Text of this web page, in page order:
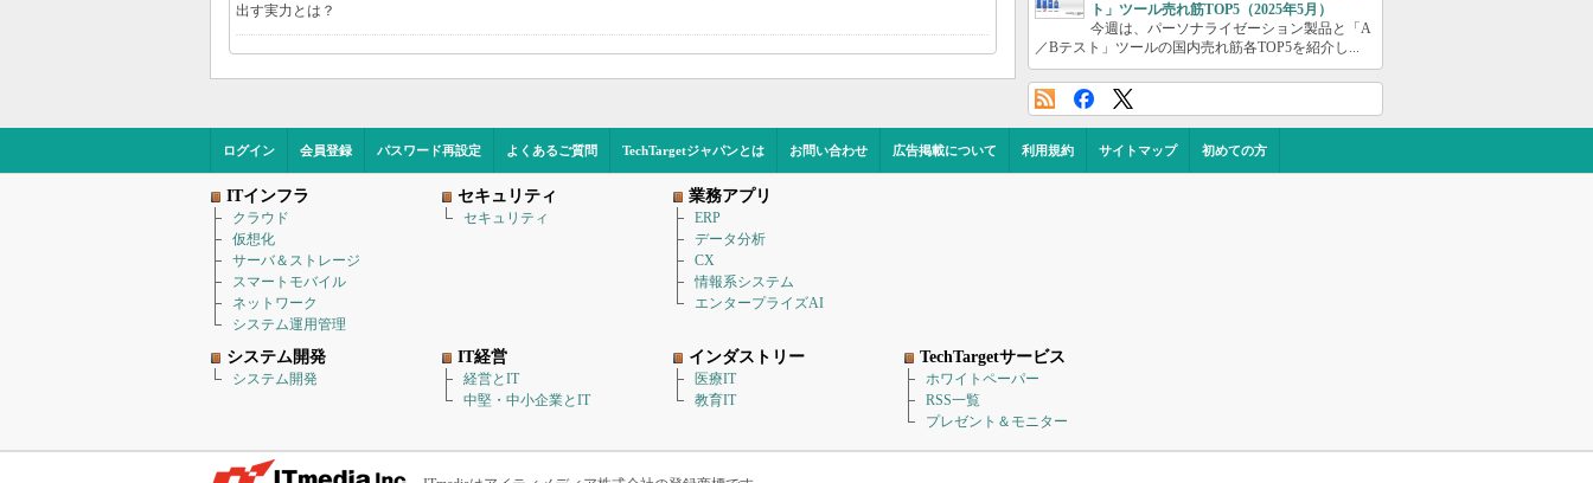
出す実力とは？
ト」ツール売れ筋TOP5（2025年5月）
今週は、パーソナライゼーション製品と「A
／Bテスト」ツールの国内売れ筋各TOP5を紹介し...
ログイン 会員登録 パスワード再設定 よくあるご質問 TechTargetジャパンとは お問い合わせ 広告掲載について 利用規約 サイトマップ 初めての方
ITインフラ
クラウド
仮想化
サーバ＆ストレージ
スマートモバイル
ネットワーク
システム運用管理
セキュリティ
セキュリティ
業務アプリ
ERP
データ分析
CX
情報系システム
エンタープライズAI
システム開発
システム開発
IT経営
経営とIT
中堅・中小企業とIT
インダストリー
医療IT
教育IT
TechTargetサービス
ホワイトペーパー
RSS一覧
プレゼント＆モニター